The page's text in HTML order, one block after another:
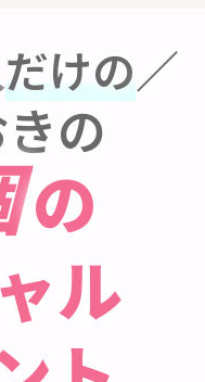
だけの／
の
の
ル